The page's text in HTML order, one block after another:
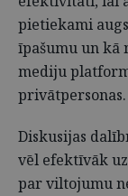
pietiekami
īpašumu un kā
mediju
privātpersonas.
Diskusijas
vēl efektīvāk
par viltojumu